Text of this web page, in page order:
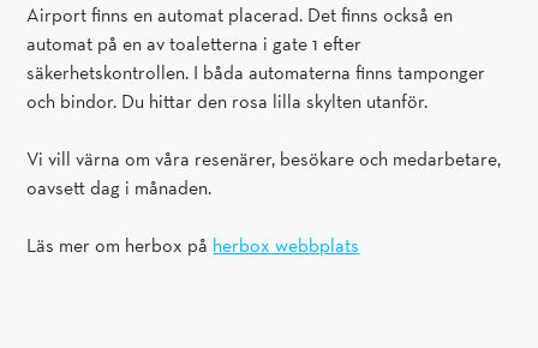
Airport finns en automat placerad. Det finns också en
automat på en av toaletterna i gate 1 efter
säkerhetskontrollen. I båda automaterna finns tamponger
och bindor. Du hittar den rosa lilla skylten utanför.
Vi vill värna om våra resenärer, besökare och medarbetare,
oavsett dag i månaden.
Läs mer om herbox på herbox webbplats